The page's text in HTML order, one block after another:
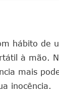
hábito de
à mão.
mais
inocência.